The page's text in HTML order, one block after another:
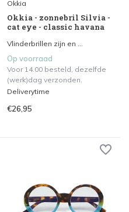
Okkia
Okkia - zonnebril Silvia -
cat eye - classic havana
Vlinderbrillen zijn en ...
Op voorraad
Voor 14.00 besteld, dezelfde
(werk)dag verzonden.
Deliverytime
€26,95